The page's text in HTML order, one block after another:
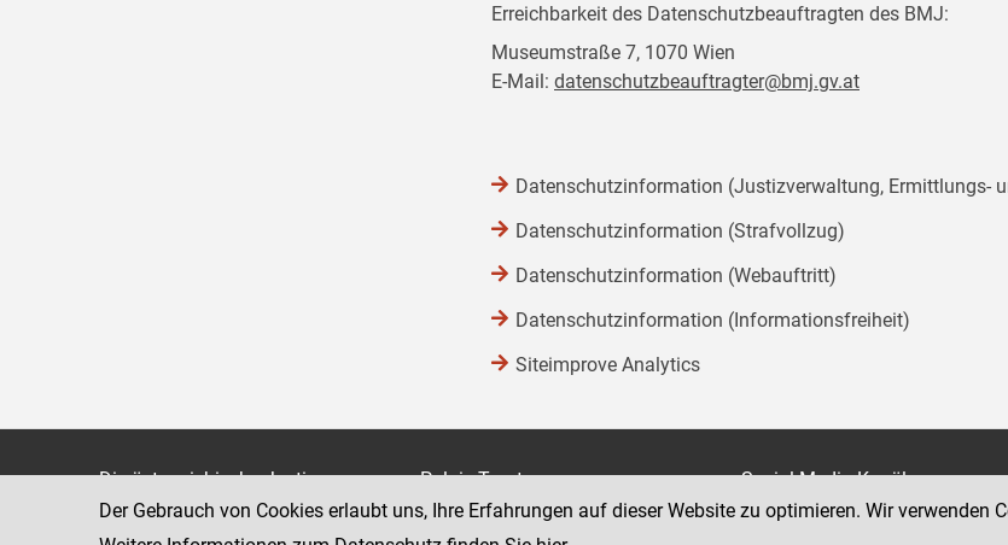
Erreichbarkeit des Datenschutzbeauftragten des BMJ:
Museumstraße 7, 1070 Wien
E-Mail: datenschutzbeauftragter@bmj.gv.at
Datenschutzinformation (Justizverwaltung, Ermittlungs-
Datenschutzinformation (Strafvollzug)
Datenschutzinformation (Webauftritt)
Datenschutzinformation (Informationsfreiheit)
Siteimprove Analytics
Die österreichische Justiz
Bundesministerium für Justiz
Palais Trautson
Museumstraße 7
1070 Wien
Social Media Kanäle
der Justiz und des BMJ
Der Gebrauch von Cookies erlaubt uns, Ihre Erfahrungen auf dieser Website zu optimieren. Wir